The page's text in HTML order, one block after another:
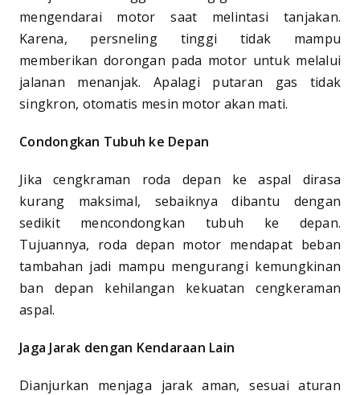
mengendarai motor saat melintasi tanjakan.
Karena, persneling tinggi tidak mampu
memberikan dorongan pada motor untuk melalui
jalanan menanjak. Apalagi putaran gas tidak
singkron, otomatis mesin motor akan mati.
Condongkan Tubuh ke Depan
Jika cengkraman roda depan ke aspal dirasa
kurang maksimal, sebaiknya dibantu dengan
sedikit mencondongkan tubuh ke depan.
Tujuannya, roda depan motor mendapat beban
tambahan jadi mampu mengurangi kemungkinan
ban depan kehilangan kekuatan cengkeraman
aspal.
Jaga Jarak dengan Kendaraan Lain
Dianjurkan menjaga jarak aman, sesuai aturan